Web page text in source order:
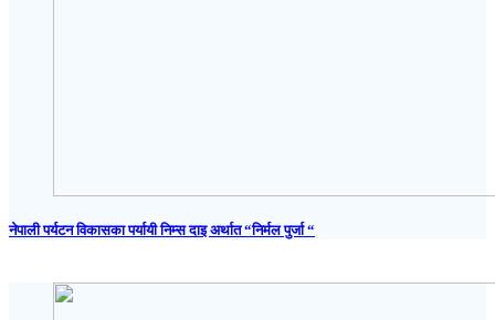
नेपाली पर्यटन विकासका पर्यायी निम्स दाइ अर्थात “निर्मल पुर्जा “